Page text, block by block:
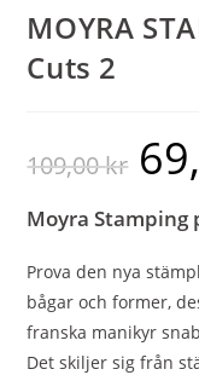
MOYRA
Cuts 2
109,00kr
Moyra Stamping
Prova den nya
bågar och former,
franska manikyr
Det skiljer sig från